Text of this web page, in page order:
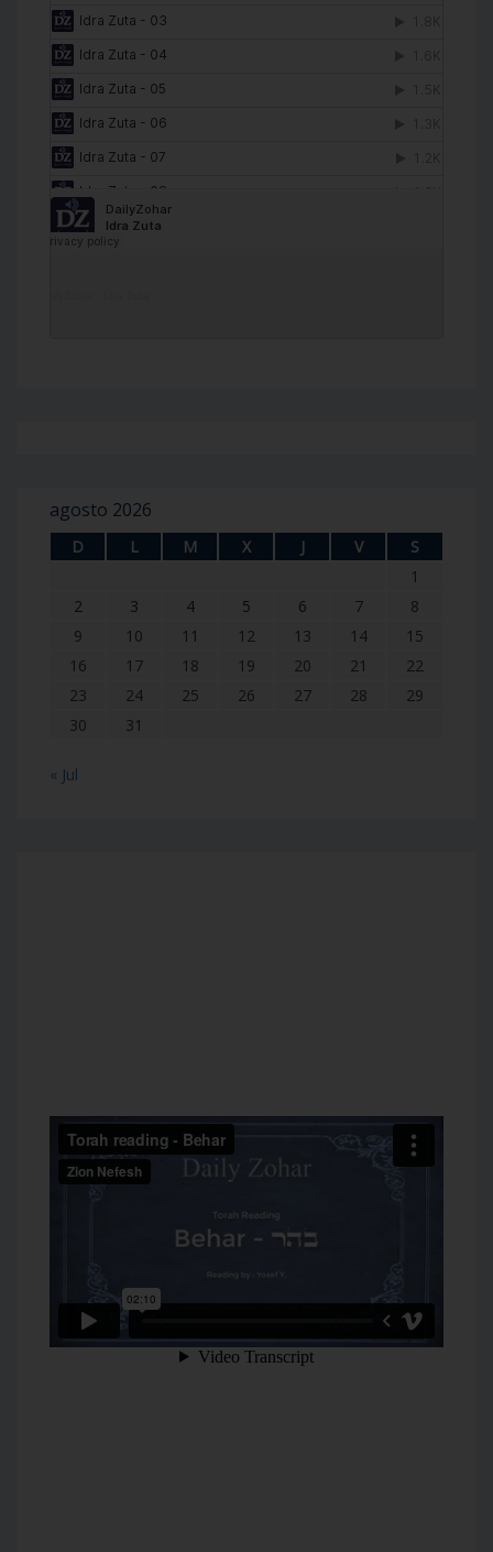
agosto 2026
D L M X J V
S
1
2
3 4 5 6 7
8
9
10 11 12 13 14
15
16
17 18 19 20 21
22
23
24 25 26 27 28
29
30
31
« Jul